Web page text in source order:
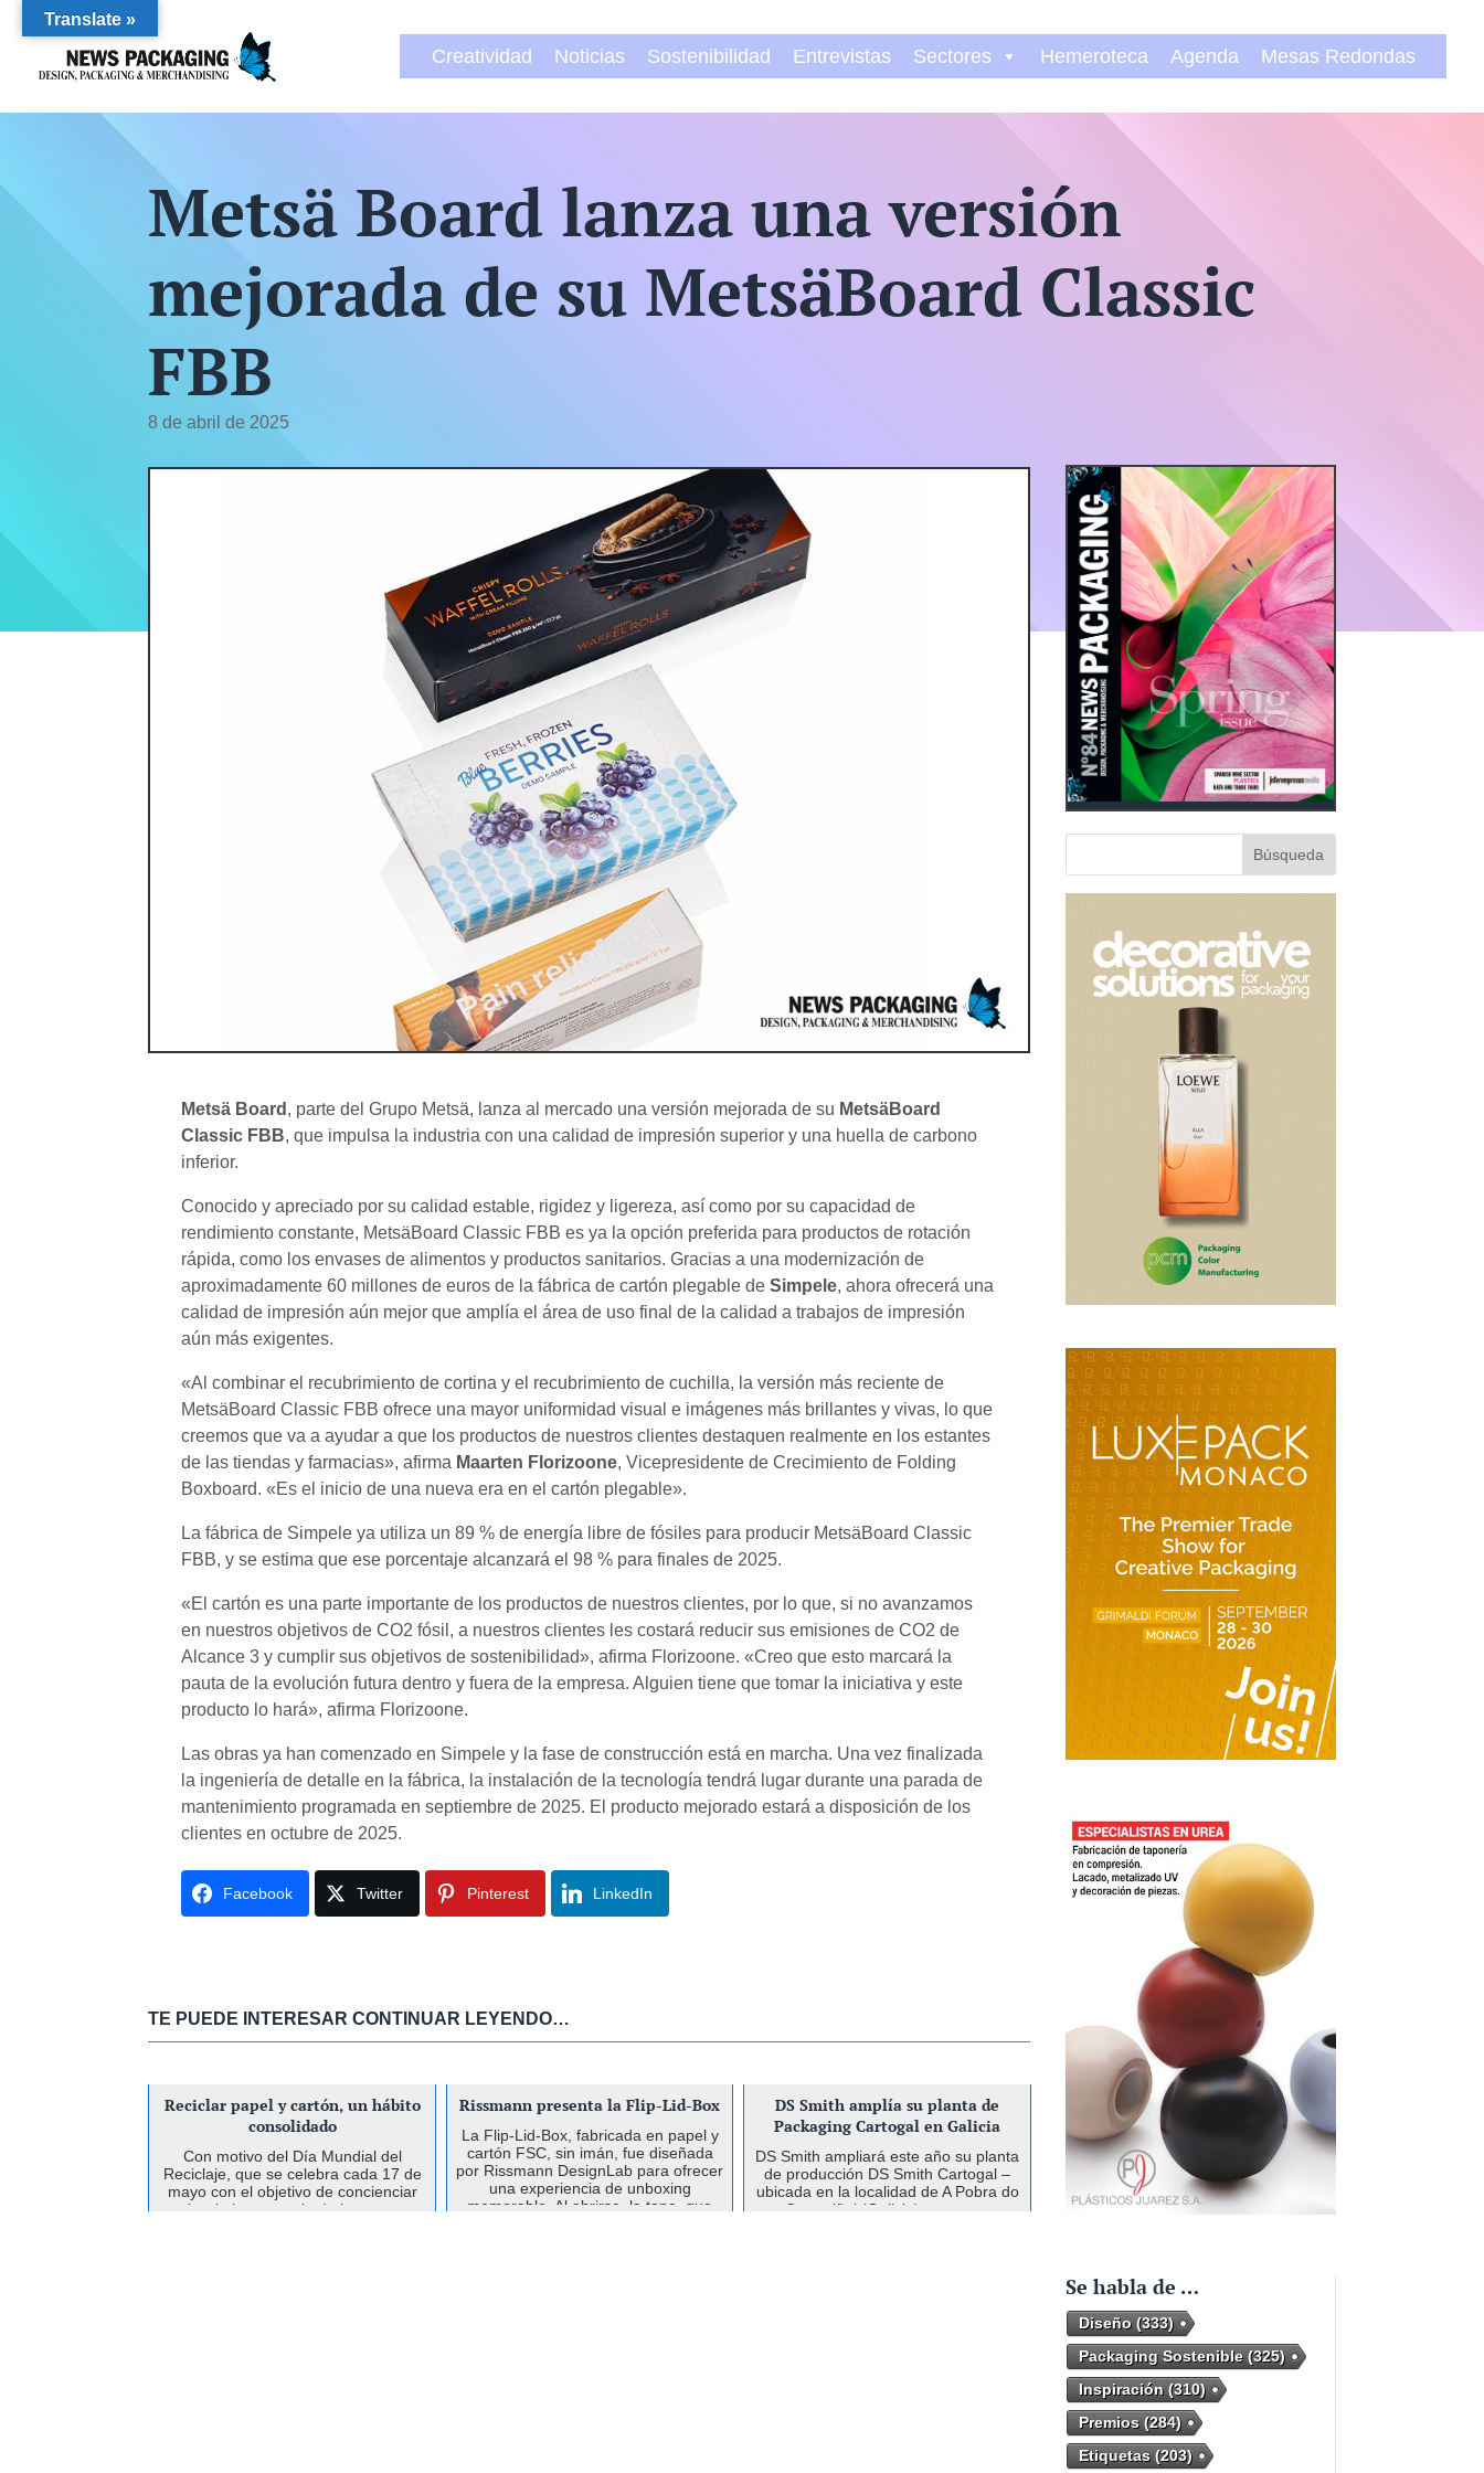
Creatividad Noticias Sostenibilidad Entrevistas Sectores Hemeroteca Agenda Mesas Redondas
Metsä Board lanza una versión
mejorada de su MetsäBoard Classic
FBB
8 de abril de 2025
Metsä Board , parte del Grupo Metsä, lanza al mercado una versión mejorada de su MetsäBoard
Classic FBB, que impulsa la industria con una calidad de impresión superior y una huella de carbono
inferior.
Conocido y apreciado por su calidad estable, rigidez y ligereza, así como por su capacidad de
rendimiento constante, MetsäBoard Classic FBB es ya la opción preferida para productos de rotación
rápida, como los envases de alimentos y productos sanitarios. Gracias a una modernización de
aproximadamente 60 millones de euros de la fábrica de cartón plegable deSimpele, ahora ofrecerá una
calidad de impresión aún mejor que amplía el área de uso final de la calidad a trabajos de impresión
aún más exigentes.
«Al combinar el recubrimiento de cortina y el recubrimiento de cuchilla, la versión más reciente de
MetsäBoard Classic FBB ofrece una mayor uniformidad visual e imágenes más brillantes y vivas, lo que
creemos que va a ayudar a que los productos de nuestros clientes destaquen realmente en los estantes
de las tiendas y farmacias», afirma Maarten Florizoone, Vicepresidente de Crecimiento de Folding
Boxboard. «Es el inicio de una nueva era en el cartón plegable».
La fábrica de Simpele ya utiliza un 89 % de energía libre de fósiles para producir MetsäBoard Classic
FBB, y se estima que ese porcentaje alcanzará el 98 % para finales de 2025.
«El cartón es una parte importante de los productos de nuestros clientes, por lo que, si no avanzamos
en nuestros objetivos de CO2 fósil, a nuestros clientes les costará reducir sus emisiones de CO2 de
Alcance 3 y cumplir sus objetivos de sostenibilidad», afirma Florizoone. «Creo que esto marcará la
pauta de la evolución futura dentro y fuera de la empresa. Alguien tiene que tomar la iniciativa y este
producto lo hará», afirma Florizoone.
Las obras ya han comenzado en Simpele y la fase de construcción está en marcha. Una vez finalizada
la ingeniería de detalle en la fábrica, la instalación de la tecnología tendrá lugar durante una parada de
mantenimiento programada en septiembre de 2025. El producto mejorado estará a disposición de los
clientes en octubre de 2025.
Facebook Twitter Pinterest LinkedIn
TE PUEDE INTERESAR CONTINUAR LEYENDO…
Reciclar papel y cartón, un hábito
consolidado
Con motivo del Día Mundial del
Reciclaje, que se celebra cada 17 de
mayo con el objetivo de concienciar
sobre la importancia de la correcta
​Rissmann presenta la Flip-Lid-Box
La Flip-Lid-Box, fabricada en papel y
cartón FSC, sin imán, fue diseñada
por Rissmann DesignLab para ofrecer
una experiencia de unboxing
memorable. Al abrirse, la tapa, que
DS Smith amplía su planta de
Packaging Cartogal en Galicia
DS Smith ampliará este año su planta
de producción DS Smith Cartogal –
ubicada en la localidad de A Pobra do
Caramiñal (Galicia)– tras una
Se habla de …
Diseño(333)
Packaging Sostenible(325)
Inspiración(310)
Premios(284)
Etiquetas(203)
Translate »